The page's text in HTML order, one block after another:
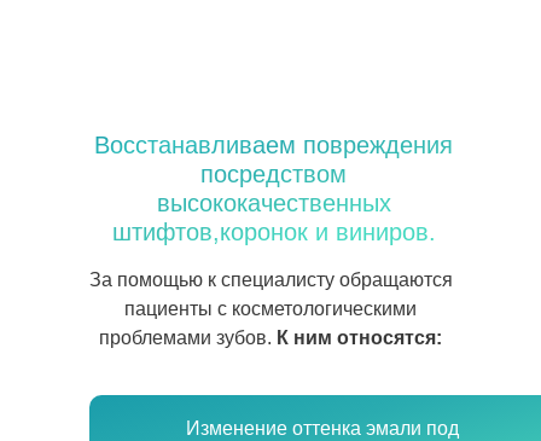
Изменение оттенка эмали под
Восстанавливаем повреждения
посредством
высококачественных
штифтов,коронок и виниров.
За помощью к специалисту обращаются
пациенты с косметологическими
проблемами зубов. К ним относятся: